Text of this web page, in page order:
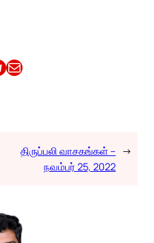
Email this Article
திருப்பலி வாசகங்கள் –
நவம்பர் 25, 2022
→